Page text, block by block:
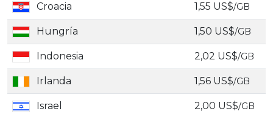
Croacia 1,55 US$/GB
Hungría 1,50 US$/GB
Indonesia 2,02 US$/GB
Irlanda 1,56 US$/GB
Israel 2,00 US$/GB